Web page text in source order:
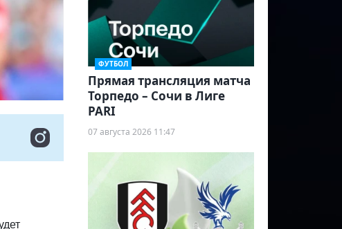
ФУТБОЛ
Прямая трансляция матча
Торпедо – Сочи в Лиге
PARI
07 августа 2026 11:47